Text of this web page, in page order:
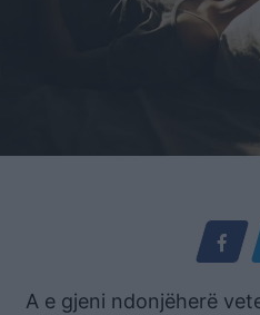
A e gjeni ndonjëherë